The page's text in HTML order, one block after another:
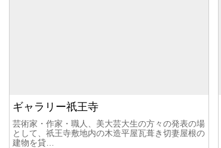
ギャラリー祇王寺
芸術家・作家・職人、美大芸大生の方々の発表の場
として、祇王寺敷地内の木造平屋瓦葺き切妻屋根の
建物を貸…